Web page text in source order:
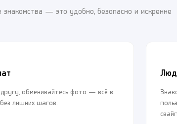
— это удобно, безопасно и искренне
обменивайтесь фото — всё в
лишних шагов.